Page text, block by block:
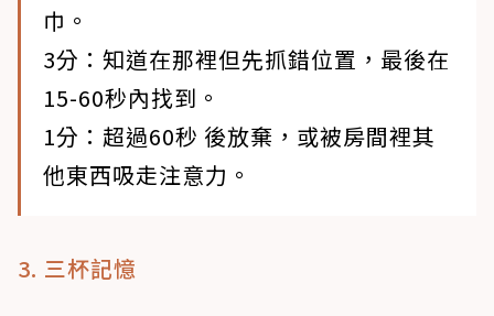
巾。
3分：知道在那裡但先抓錯位置，最後在
15-60秒內找到。
1分：超過60秒 後放棄，或被房間裡其
他東西吸走注意力。
3. 三杯記憶